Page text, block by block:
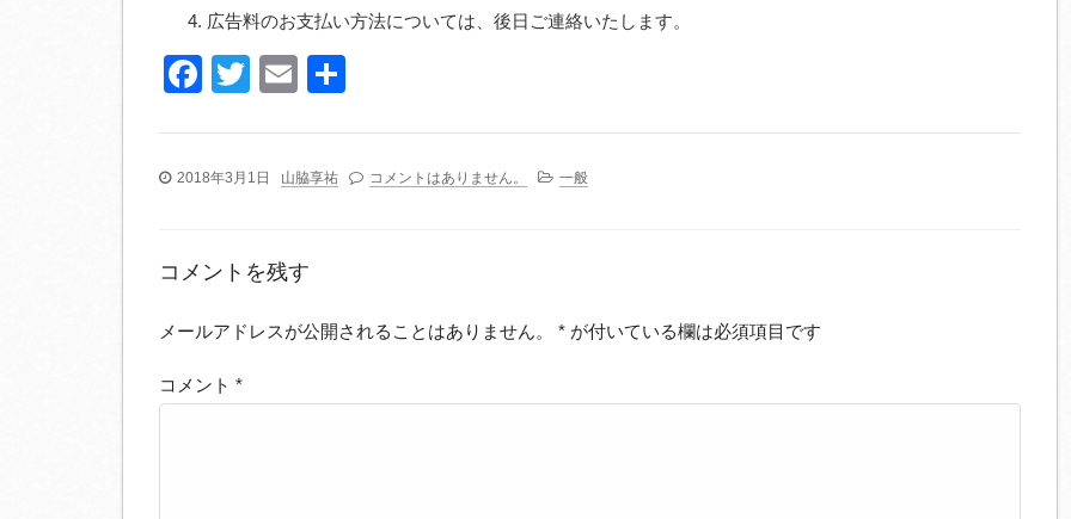
広告料のお支払い方法については、後日ご連絡いたします。
Facebook
TwitterEmail
2018年3月1日 山脇享祐 コメントはありません。 一般
コメントを残す
メールアドレスが公開されることはありません。 * が付いている欄は必須項目です
コメント *